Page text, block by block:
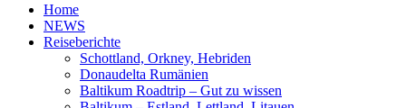
Home
NEWS
Reiseberichte
Schottland, Orkney, Hebriden
Donaudelta Rumänien
Baltikum Roadtrip – Gut zu wissen